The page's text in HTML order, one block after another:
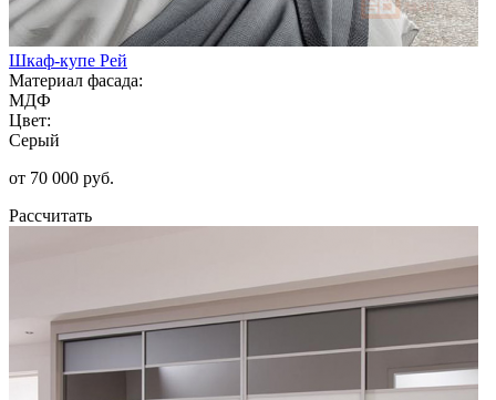
Шкаф-купе Рей
Материал фасада:
МДФ
Цвет:
Серый
от 70 000 руб.
Рассчитать